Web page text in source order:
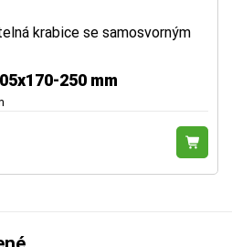
krabice se samosvorným
250 mm